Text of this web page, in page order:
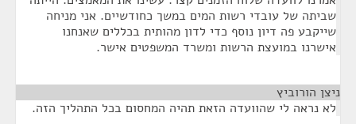
שביתה של עובדי רשות המים במשך כחודשיים. אני מניחה
שייקבע פה דיון נוסף כדי לדון מהותית בכללים שאנחנו
אישרנו במועצת הרשות ומשרד המשפטים אישר.
ניצן הורוביץ
לא נראה לי שהוועדה הזאת תהיה המחסום בכל התהליך הזה.